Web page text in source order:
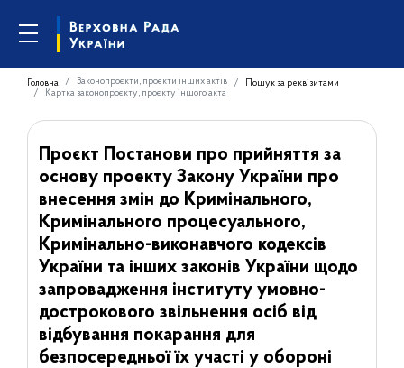
Головна Законопроєкти, проєкти інших актів
Пошук за реквізитами
Картка законопроєкту, проєкту іншого акта
Проєкт Постанови про прийняття за
основу проекту Закону України про
внесення змін до Кримінального,
Кримінального процесуального,
Кримінально-виконавчого кодексів
України та інших законів України щодо
запровадження інституту умовно-
дострокового звільнення осіб від
відбування покарання для
безпосередньої їх участі у обороні